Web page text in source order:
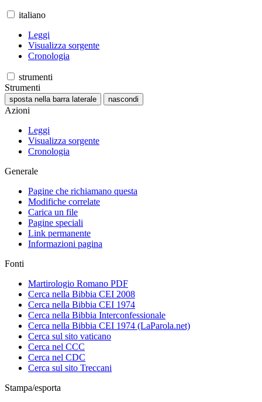
italiano
Leggi
Visualizza sorgente
Cronologia
strumenti
Strumenti
sposta nella barra laterale nascondi
Azioni
Leggi
Visualizza sorgente
Cronologia
Generale
Pagine che richiamano questa
Modifiche correlate
Carica un file
Pagine speciali
Link permanente
Informazioni pagina
Fonti
Martirologio Romano PDF
Cerca nella Bibbia CEI 2008
Cerca nella Bibbia CEI 1974
Cerca nella Bibbia Interconfessionale
Cerca nella Bibbia CEI 1974 (LaParola.net)
Cerca sul sito vaticano
Cerca nel CCC
Cerca nel CDC
Cerca sul sito Treccani
Stampa/esporta